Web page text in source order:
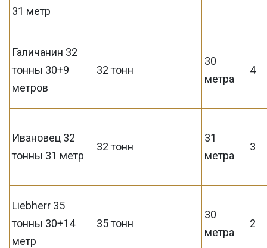
31 метр
Галичанин 32
тонны 30+9
метров
32 тонн
30
метра
4
Ивановец 32
тонны 31 метр
32 тонн
31
метра
3
Liebherr 35
тонны 30+14
метр
35 тонн
30
метра
2